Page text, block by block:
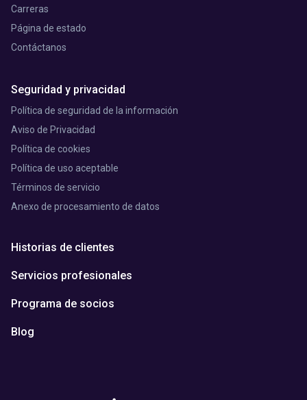
Carreras
Página de estado
Contáctanos
Seguridad y privacidad
Política de seguridad de la información
Aviso de Privacidad
Política de cookies
Política de uso aceptable
Términos de servicio
Anexo de procesamiento de datos
Historias de clientes
Servicios profesionales
Programa de socios
Blog